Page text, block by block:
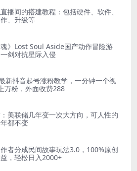
播间的搭建教程：包括硬件、软件、
、升级等
魂》Lost Soul Aside国产动作冒险游
剑对抗星际入侵
新抖音起号涨粉教学，一分钟一个视
万粉，外面收费288
美联储几年变一次大方向，可人性的
都不变
者分成民间故事玩法3.0，100%原创
，轻松日入2000+